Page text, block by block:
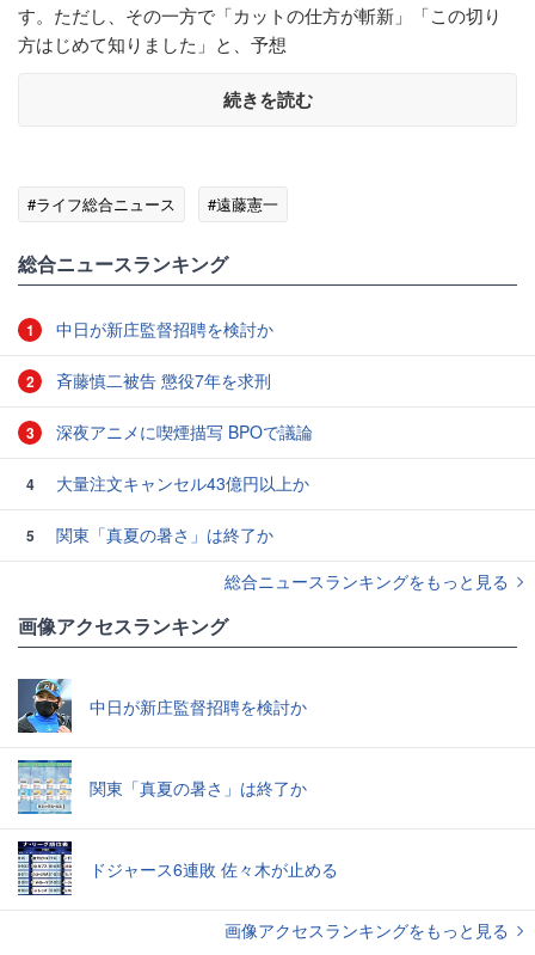
す。ただし、その一方で「カットの仕方が斬新」「この切り
方はじめて知りました」と、予想
続きを読む
#ライフ総合ニュース #遠藤憲一
総合ニュースランキング
1 中日が新庄監督招聘を検討か
2 斉藤慎二被告 懲役7年を求刑
3 深夜アニメに喫煙描写 BPOで議論
4 大量注文キャンセル43億円以上か
5
関東「真夏の暑さ」は終了か
総合ニュースランキングをもっと見る
画像アクセスランキング
中日が新庄監督招聘を検討か
関東「真夏の暑さ」は終了か
ドジャース6連敗 佐々木が止める
画像アクセスランキングをもっと見る